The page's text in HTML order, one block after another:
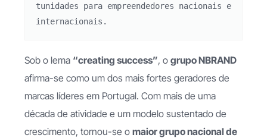
tunidades para empreendedores nacionais e
internacionais.
Sob o lema “creating success”, o grupo NBRAND
afirma-se como um dos mais fortes geradores de
marcas líderes em Portugal. Com mais de uma
década de atividade e um modelo sustentado de
crescimento, tornou-se o maior grupo nacional de